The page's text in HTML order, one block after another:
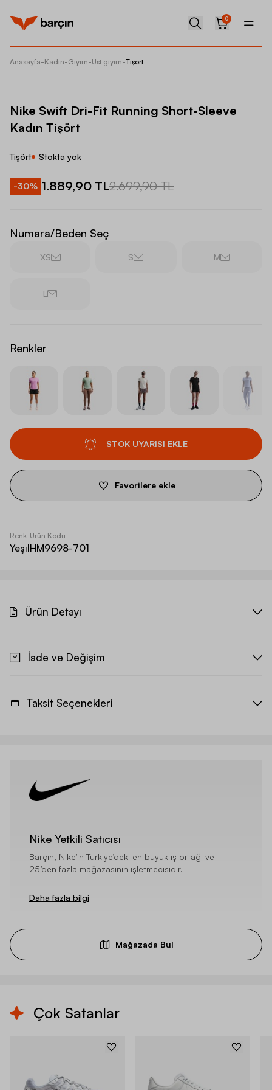
0
Anasayfa-Kadın-Giyim-Üst giyim-Tişört
Nike Swift Dri-Fit Running Short-Sleeve
Kadın Tişört
Tişört Stokta yok
-30% 1.889,90 TL2.699,90 TL
Numara/Beden Seç
XS S M
L
Renkler
STOK UYARISI EKLE
Favorilere ekle
Renk
Yeşil
Ürün Kodu
HM9698-701
Ürün Detayı
İade ve Değişim
Taksit Seçenekleri
Nike Yetkili Satıcısı
Barçın, Nike’ın Türkiye’deki en büyük iş ortağı ve
25’den fazla mağazasının işletmecisidir.
Daha fazla bilgi
Mağazada Bul
Çok Satanlar